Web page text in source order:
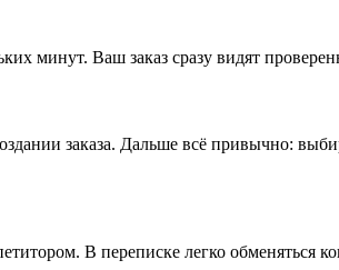
минут. Ваш заказ сразу видят
заказа. Дальше всё привычно:
В переписке легко обменяться